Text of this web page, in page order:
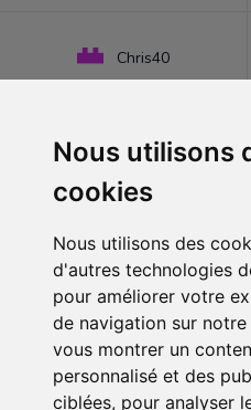
Nous utilisons
cookies
Nous utilisons des
d'autres technologies
pour améliorer votre
de navigation sur
vous montrer un
personnalisé et des
ciblées, pour analyser
Chris40
9.00€ 0
Harry Potter et la chambre des secrets